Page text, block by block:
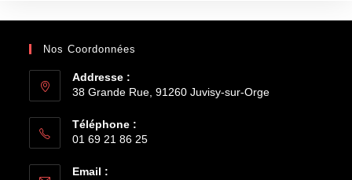
Nos Coordonnées
Addresse :
38 Grande Rue, 91260 Juvisy-sur-Orge
Téléphone :
01 69 21 86 25
Email :